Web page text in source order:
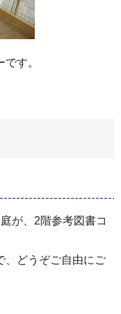
す。
が、2階参考図書コ
、どうぞご自由にご